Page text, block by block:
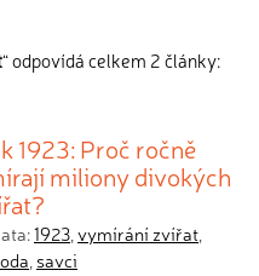
“ odpovídá celkem 2 články:
1923: Proč ročně
miliony divokých
1923,vymírání zvířat,
, savci